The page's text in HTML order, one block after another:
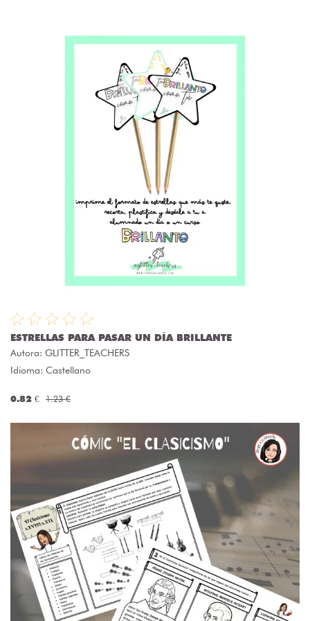
ESTRELLAS PARA PASAR UN DÍA BRILLANTE
Autora: GLITTER_TEACHERS
Idioma: Castellano
0.82 € 1.23 €